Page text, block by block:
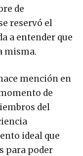
de
reservó el
a entender que
misma.
mención en
de
del
ideal que
para poder